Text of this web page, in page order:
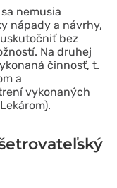
nemusia
nápady a návrhy,
bez
Na druhej
činnosť, t.
a
vykonaných